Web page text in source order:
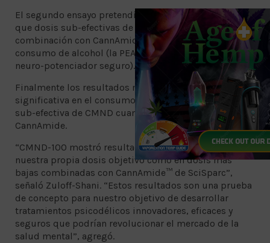
El segundo ensayo pretendía probar la hipótesis de
que dosis sub-efectivas de CMND-100 en
combinación con CannAmide atenuarán aún más el
consumo de alcohol (la PEA es conocida como un
neuro-potenciador seguro).
Finalmente los resultados mostraron una reducción
significativa en el consumo de alcohol en la dosis
sub-efectiva de CMND cuando se combina con
CannAmide.
“CMND-100 mostró resultados muy positivos tanto en
nuestra propia dosis objetivo como en dosis más
bajas combinadas con CannAmide™ de SciSparc”,
señaló Zuloff-Shani. “Estos resultados son una prueba
de concepto para nuestro objetivo de desarrollar
tratamientos psicodélicos innovadores, eficaces y
seguros que podrían revolucionar el mercado de la
salud mental”, agregó.